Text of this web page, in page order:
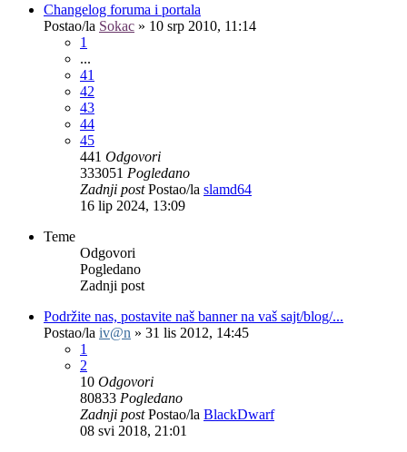
Changelog foruma i portala
Postao/la Sokac » 10 srp 2010, 11:14
1
...
41
42
43
44
45
441 Odgovori
333051 Pogledano
Zadnji postPostao/la slamd64
16 lip 2024, 13:09
Teme
Odgovori
Pogledano
Zadnji post
Podržite nas, postavite naš banner na vaš sajt/blog/...
Postao/la iv@n » 31 lis 2012, 14:45
1
2
10 Odgovori
80833 Pogledano
Zadnji postPostao/la BlackDwarf
08 svi 2018, 21:01